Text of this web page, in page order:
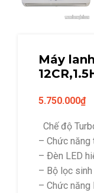
Máy
5.750.000₫
Chế độ
– Chức
– Ðèn LED
– Bộ lọc sinh
– Chức năng